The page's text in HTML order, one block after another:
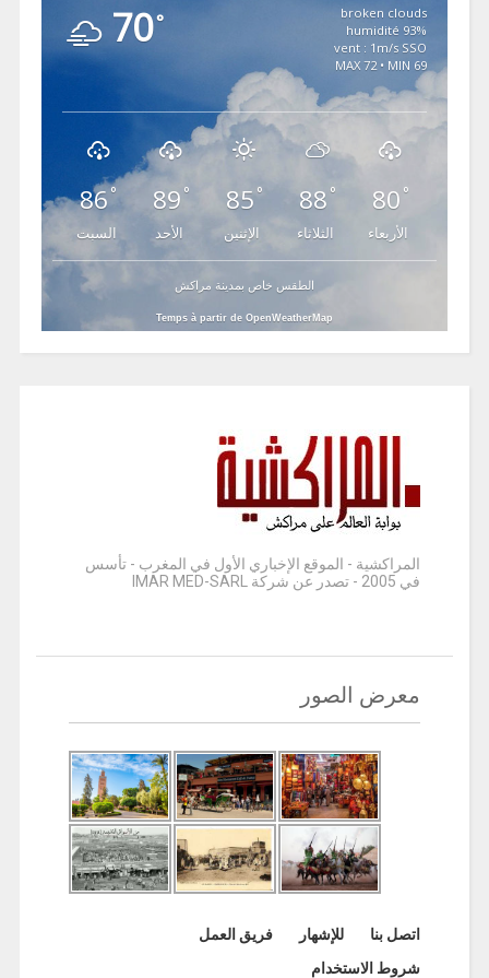
70°
broken clouds
93% humidité
vent : 1m/s SSO
MAX 72 • MIN 69
86°
السبت
89 °
الأحد
85°
الإثنين
88 °
الثلاثاء
80 °
الأربعاء
الطقس خاص بمدينة مراكش
Temps à partir de OpenWeatherMap
المراكشية - الموقع الإخباري الأول في المغرب - تأسس
في 2005 - تصدر عن شركة IMAR MED-SARL
معرض الصور
اتصل بنا للإشهار
فريق العمل
شروط الاستخدام